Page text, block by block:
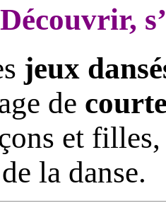
Découvrir,
jeux
de
et
la danse.